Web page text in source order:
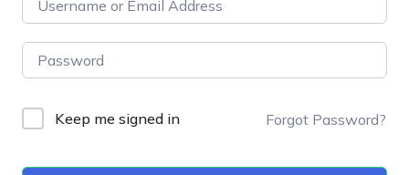
Keep me signed in Forgot Password?